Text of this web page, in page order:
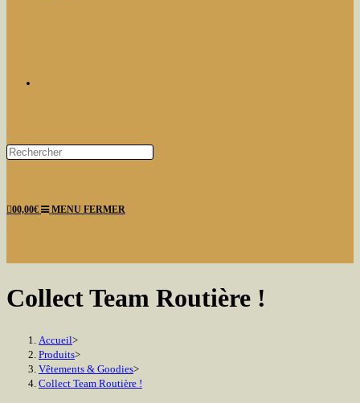
00,00€ MENU FERMER
Collect Team Routière !
Accueil>
Produits>
Vêtements & Goodies>
Collect Team Routière !